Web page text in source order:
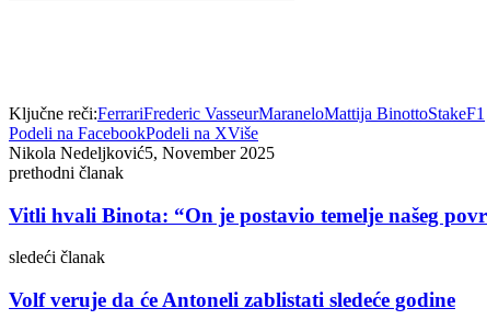
Ključne reči:FerrariFrederic VasseurMaraneloMattija BinottoStakeF1
Podeli na FacebookPodeli na XViše
Nikola Nedeljković5, November 2025
prethodni članak
Vitli hvali Binota: “On je postavio temelje našeg
sledeći članak
Volf veruje da će Antoneli zablistati sledeće godine